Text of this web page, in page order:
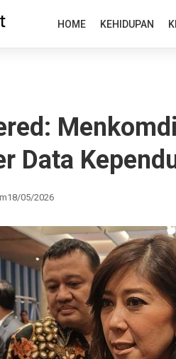
HOME KEHIDUPAN
Data
18/05/2026